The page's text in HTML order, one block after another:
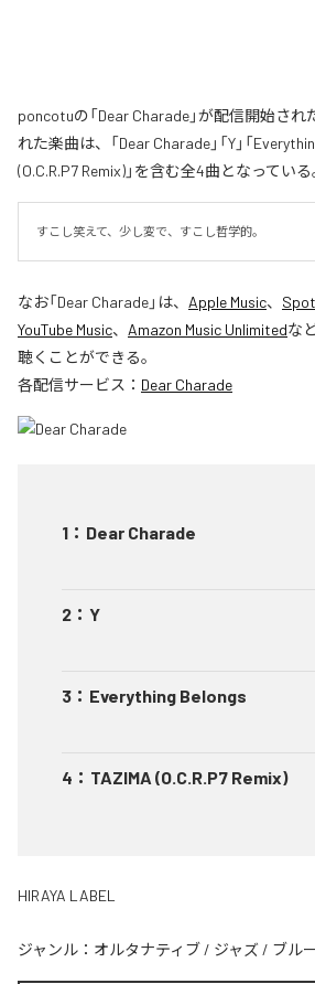
poncotuの「Dear Charade」が配信開始さ
れた楽曲は、「Dear Charade」「Y」「
(O.C.R.P7 Remix)」を含む全4曲となっている
すこし笑えて、少し変で、すこし哲学的。
なお「Dear Charade」は、 Apple Music、
YouTube Music、 Amazon Music Unlimitedな
聴くことができる。
各配信サービス： Dear Charade
1 ： Dear Charade
2 ： Y
3 ： Everything Belongs
4 ： TAZIMA (O.C.R.P7 Remix)
HIRAYA LABEL
ジャンル： オルタナティブ / ジャズ / ブル